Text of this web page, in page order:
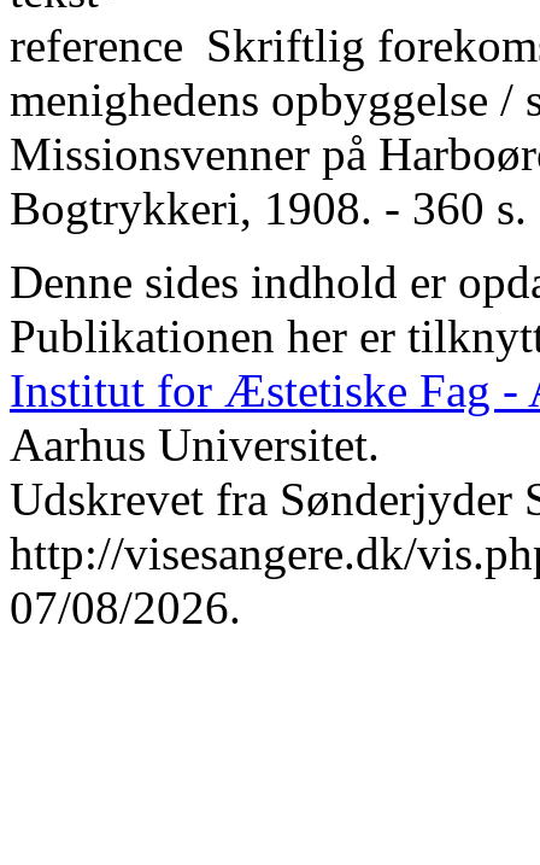
Skriftlig
menighedens opbyggelse /
Missionsvenner på
Bogtrykkeri, 1908. - 360 s.
Denne sides indhold er
Publikationen her er
Institut for Æstetiske Fag -
Aarhus Universitet.
Udskrevet fra Sønderjyder
http://visesangere.dk/
07/08/2026.